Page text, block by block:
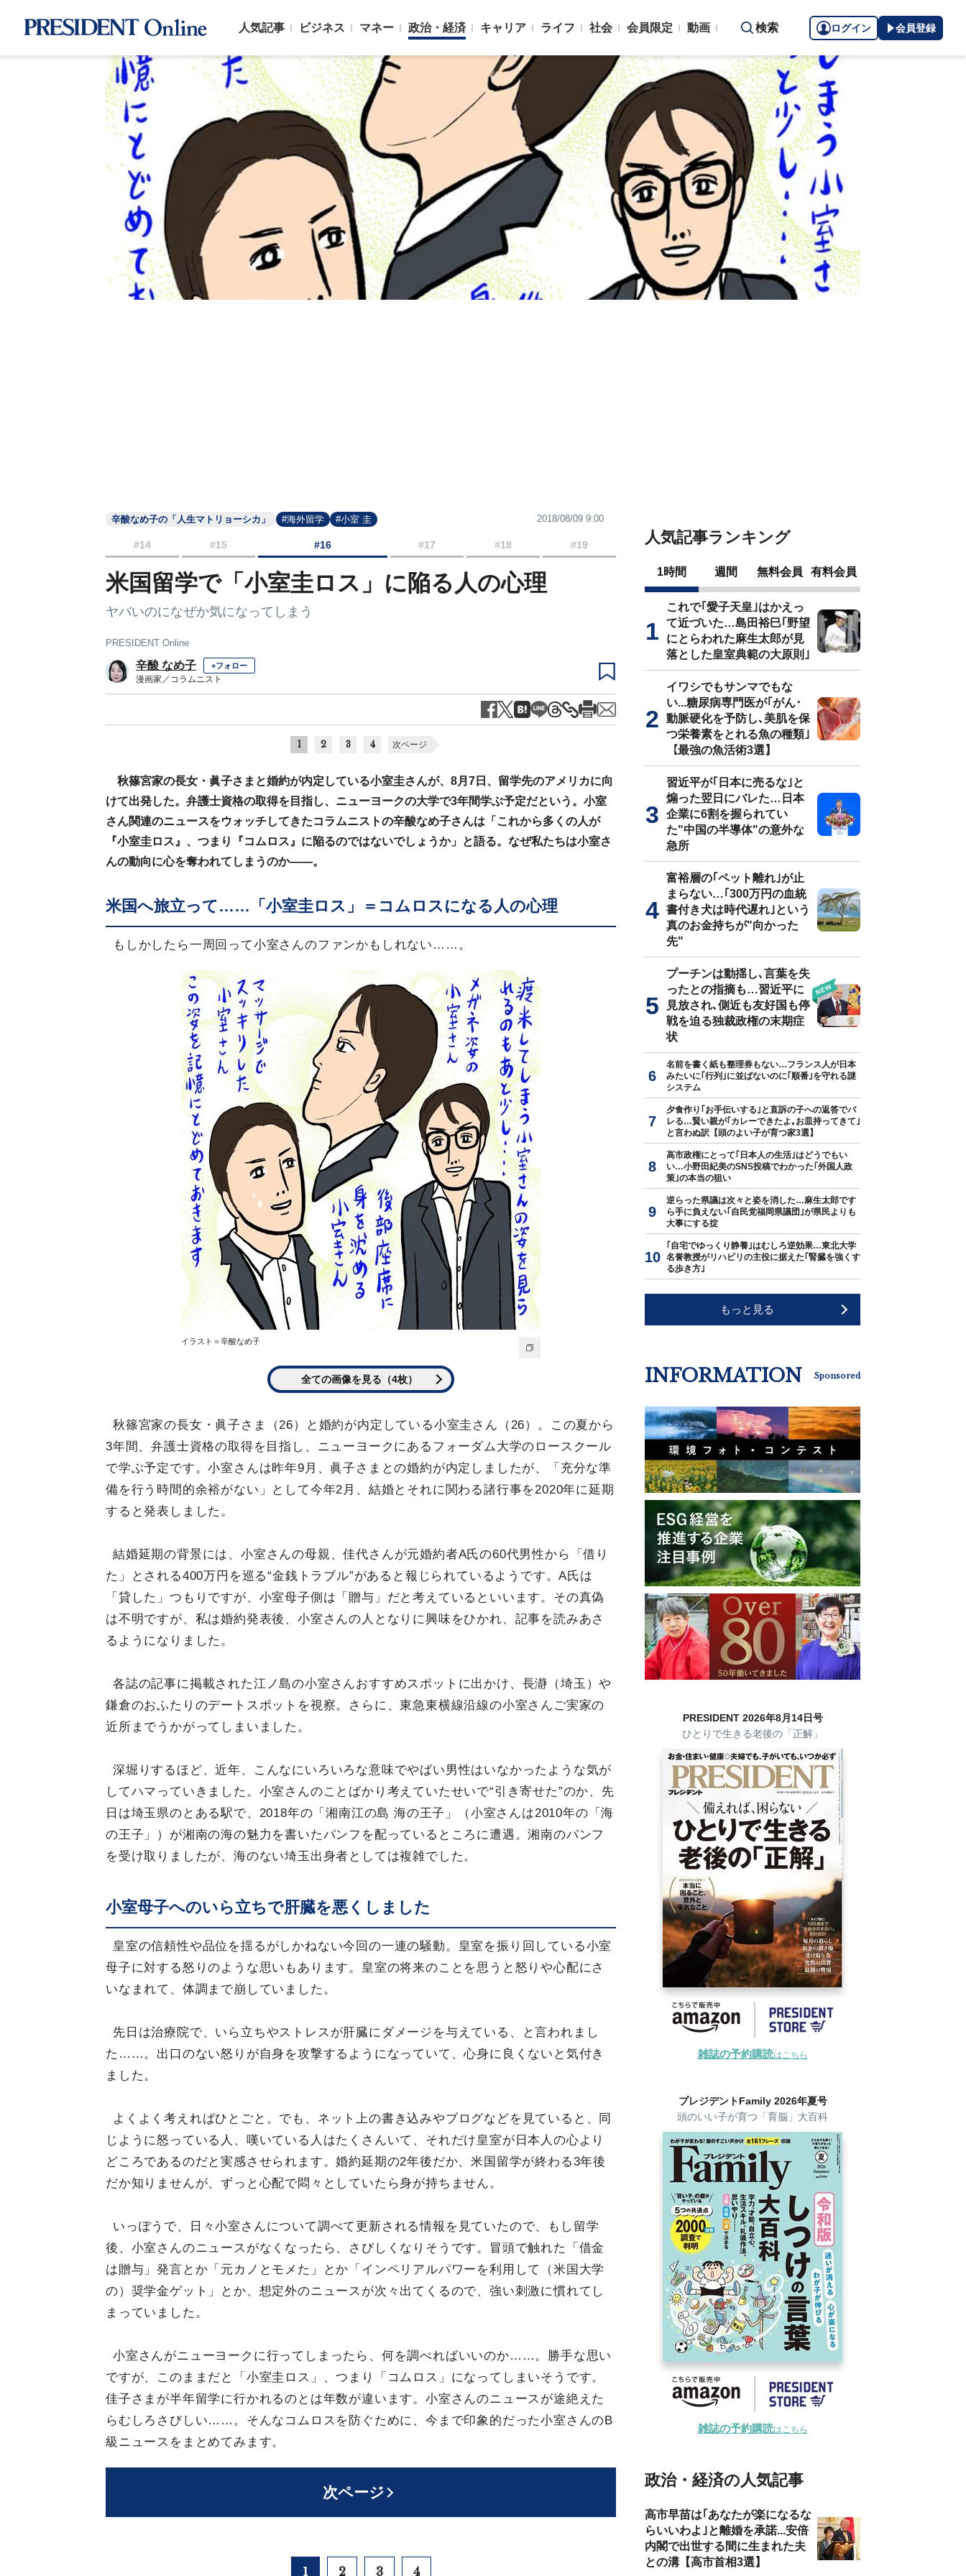
人気記事 ビジネス マネー 政治・経済 キャリア ライフ 社会 会員限定 動画 検索 ログイン 会員登録
辛酸なめ子の「人生マトリョーシカ」 #海外留学 #小室 圭 2018/08/09 9:00
#14 #15 #16 #17 #18 #19
米国留学で「小室圭ロス」に陥る人の心理
ヤバいのになぜか気になってしまう
PRESIDENT Online
辛酸 なめ子 +フォロー
漫画家／コラムニスト
1 2 3 4 次ページ
秋篠宮家の長女・眞子さまと婚約が内定している小室圭さんが、8月7日、留学先のアメリカに向
けて出発した。弁護士資格の取得を目指し、ニューヨークの大学で3年間学ぶ予定だという。小室
さん関連のニュースをウォッチしてきたコラムニストの辛酸なめ子さんは「これから多くの人が
『小室圭ロス』、つまり『コムロス』に陥るのではないでしょうか」と語る。なぜ私たちは小室さ
んの動向に心を奪われてしまうのか――。
米国へ旅立って……「小室圭ロス」＝コムロスになる人の心理
もしかしたら一周回って小室さんのファンかもしれない……。
イラスト＝辛酸なめ子
全ての画像を見る（4枚）
秋篠宮家の長女・眞子さま（26）と婚約が内定している小室圭さん（26）。この夏から
3年間、弁護士資格の取得を目指し、ニューヨークにあるフォーダム大学のロースクール
で学ぶ予定です。小室さんは昨年9月、眞子さまとの婚約が内定しましたが、「充分な準
備を行う時間的余裕がない」として今年2月、結婚とそれに関わる諸行事を2020年に延期
すると発表しました。
結婚延期の背景には、小室さんの母親、佳代さんが元婚約者A氏の60代男性から「借り
た」とされる400万円を巡る“金銭トラブル”があると報じられているようです。A氏は
「貸した」つもりですが、小室母子側は「贈与」だと考えているといいます。その真偽
は不明ですが、私は婚約発表後、小室さんの人となりに興味をひかれ、記事を読みあさ
るようになりました。
各誌の記事に掲載された江ノ島の小室さんおすすめスポットに出かけ、長瀞（埼玉）や
鎌倉のおふたりのデートスポットを視察。さらに、東急東横線沿線の小室さんご実家の
近所までうかがってしまいました。
深堀りするほど、近年、こんなにいろいろな意味でやばい男性はいなかったような気が
してハマっていきました。小室さんのことばかり考えていたせいで“引き寄せた”のか、先
日は埼玉県のとある駅で、2018年の「湘南江の島 海の王子」（小室さんは2010年の「海
の王子」）が湘南の海の魅力を書いたパンフを配っているところに遭遇。湘南のパンフ
を受け取りましたが、海のない埼玉出身者としては複雑でした。
小室母子へのいら立ちで肝臓を悪くしました
皇室の信頼性や品位を揺るがしかねない今回の一連の騒動。皇室を振り回している小室
母子に対する怒りのような思いもあります。皇室の将来のことを思うと怒りや心配にさ
いなまれて、体調まで崩していました。
先日は治療院で、いら立ちやストレスが肝臓にダメージを与えている、と言われまし
た……。出口のない怒りが自身を攻撃するようになっていて、心身に良くないと気付き
ました。
よくよく考えればひとごと。でも、ネット上の書き込みやブログなどを見ていると、同
じように怒っている人、嘆いている人はたくさんいて、それだけ皇室が日本人の心より
どころであるのだと実感させられます。婚約延期の2年後だか、米国留学が終わる3年後
だか知りませんが、ずっと心配で悶々としていたら身が持ちません。
いっぽうで、日々小室さんについて調べて更新される情報を見ていたので、もし留学
後、小室さんのニュースがなくなったら、さびしくなりそうです。冒頭で触れた「借金
は贈与」発言とか「元カノとモメた」とか「インペリアルパワーを利用して（米国大学
の）奨学金ゲット」とか、想定外のニュースが次々出てくるので、強い刺激に慣れてし
まっていました。
小室さんがニューヨークに行ってしまったら、何を調べればいいのか……。勝手な思い
ですが、このままだと「小室圭ロス」、つまり「コムロス」になってしまいそうです。
佳子さまが半年留学に行かれるのとは年数が違います。小室さんのニュースが途絶えた
らむしろさびしい……。そんなコムロスを防ぐために、今まで印象的だった小室さんのB
級ニュースをまとめてみます。
次ページ
1 2 3 4
人気記事ランキング
1時間 週間 無料会員 有料会員
これで｢愛子天皇｣はかえっ
て近づいた…島田裕巳｢野望
にとらわれた麻生太郎が見
落とした皇室典範の大原則｣
イワシでもサンマでもな
い...糖尿病専門医が｢がん･
動脈硬化を予防し､美肌を保
つ栄養素をとれる魚の種類｣
【最強の魚活術3選】
習近平が｢日本に売るな｣と
煽った翌日にバレた…日本
企業に6割を握られてい
た"中国の半導体"の意外な
急所
富裕層の｢ペット離れ｣が止
まらない…｢300万円の血統
書付き犬は時代遅れ｣という
真のお金持ちが"向かった
先"
プーチンは動揺し､言葉を失
ったとの指摘も…習近平に
見放され､側近も友好国も停
戦を迫る独裁政権の末期症
状
名前を書く紙も整理券もない…フランス人が日本
みたいに｢行列｣に並ばないのに｢順番｣を守れる謎
システム
夕食作り｢お手伝いする｣と直訴の子への返答でバ
レる…賢い親が｢カレーできたよ｡お皿持ってきて｣
と言わぬ訳【頭のよい子が育つ家3選】
高市政権にとって｢日本人の生活｣はどうでもい
い…小野田紀美のSNS投稿でわかった｢外国人政
策｣の本当の狙い
逆らった県議は次々と姿を消した…麻生太郎です
ら手に負えない｢自民党福岡県議団｣が県民よりも
大事にする掟
｢自宅でゆっくり静養｣はむしろ逆効果…東北大学
名誉教授がリハビリの主役に据えた｢腎臓を強くす
る歩き方｣
もっと見る
INFORMATION Sponsored
PRESIDENT 2026年8月14日号
ひとりで生きる老後の「正解」
雑誌の予約購読はこちら
プレジデントFamily 2026年夏号
頭のいい子が育つ「育脳」大百科
雑誌の予約購読はこちら
政治・経済の人気記事
高市早苗は｢あなたが楽になるな
らいいわよ｣と離婚を承諾...安倍
内閣で出世する間に生まれた夫
との溝【高市首相3選】